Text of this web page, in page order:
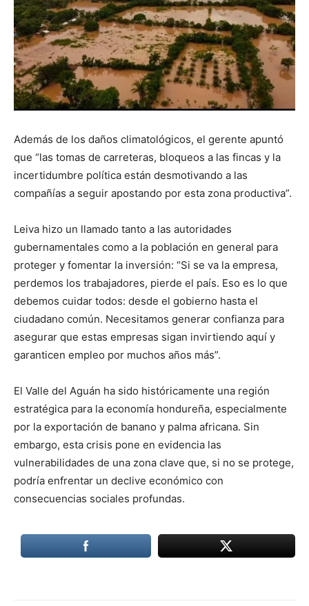
Además de los daños climatológicos, el gerente apuntó
que “las tomas de carreteras, bloqueos a las fincas y la
incertidumbre política están desmotivando a las
compañías a seguir apostando por esta zona productiva”.
Leiva hizo un llamado tanto a las autoridades
gubernamentales como a la población en general para
proteger y fomentar la inversión: “Si se va la empresa,
perdemos los trabajadores, pierde el país. Eso es lo que
debemos cuidar todos: desde el gobierno hasta el
ciudadano común. Necesitamos generar confianza para
asegurar que estas empresas sigan invirtiendo aquí y
garanticen empleo por muchos años más”.
El Valle del Aguán ha sido históricamente una región
estratégica para la economía hondureña, especialmente
por la exportación de banano y palma africana. Sin
embargo, esta crisis pone en evidencia las
vulnerabilidades de una zona clave que, si no se protege,
podría enfrentar un declive económico con
consecuencias sociales profundas.